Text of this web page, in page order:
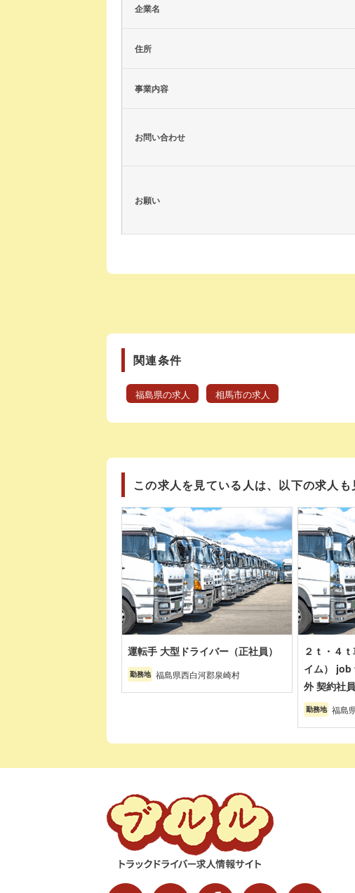
企業名
住所
事業内容
お問い合わせ
お願い
関連条件
福島県の求人 相馬市の求人
この求人を見ている人は、以下の求人
運転手 大型ドライバー（正社員）
勤務地 福島県西白河郡泉崎村
２ｔ・４
イム） job
外 契約社
勤務地 福島